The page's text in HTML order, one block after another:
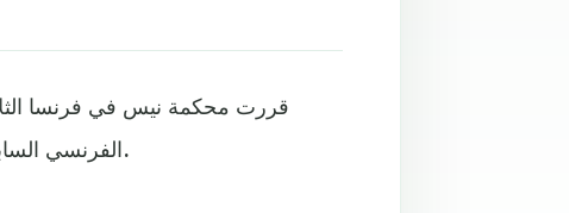
قررت محكمة نيس في فرنسا
الفرنسي السابق، وسام بن يدر، بتهمة الاعتداء الجنسي في حالة السكر.